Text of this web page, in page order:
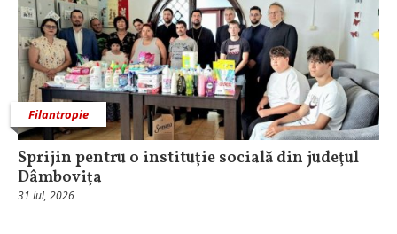
Filantropie
Sprijin pentru o instituţie socială din judeţul
Dâmboviţa
31 Iul, 2026